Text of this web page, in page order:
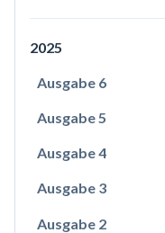
2025
Ausgabe 6
Ausgabe 5
Ausgabe 4
Ausgabe 3
Ausgabe 2